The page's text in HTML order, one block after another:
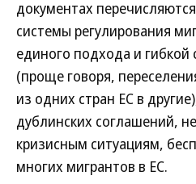
документах
системы регулирования
единого подхода и
(проще говоря,
из одних стран ЕС в
дублинских соглашений,
кризисным ситуациям,
многих мигрантов в ЕС.